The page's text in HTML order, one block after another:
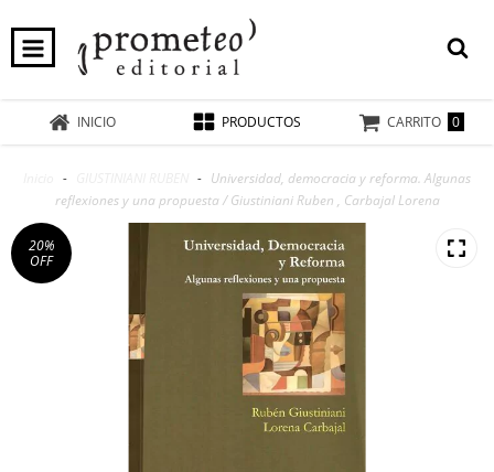
INICIO PRODUCTOS CARRITO 0
- - Universidad, democracia y reforma. Algunas
reflexiones y una propuesta / Giustiniani Ruben , Carbajal Lorena
20%
OFF